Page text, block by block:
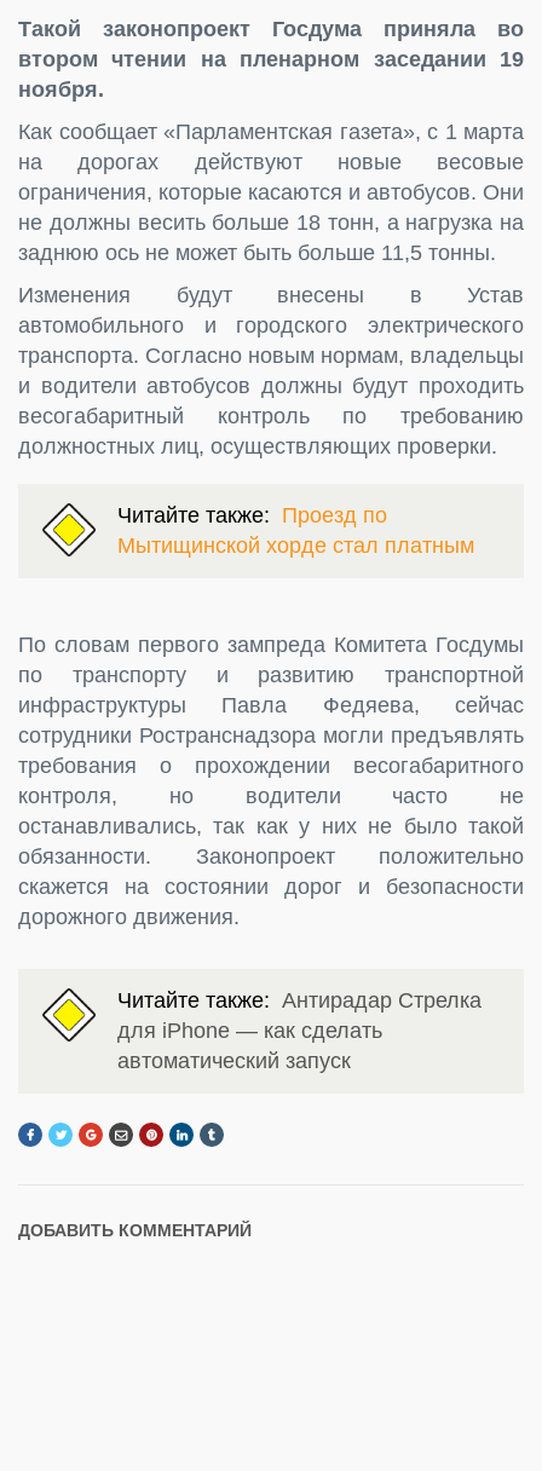
Такой законопроект Госдума приняла во
втором чтении на пленарном заседании 19
ноября.
Как сообщает «Парламентская газета», с 1 марта
на дорогах действуют новые весовые
ограничения, которые касаются и автобусов. Они
не должны весить больше 18 тонн, а нагрузка на
заднюю ось не может быть больше 11,5 тонны.
Изменения будут внесены в Устав
автомобильного и городского электрического
транспорта. Согласно новым нормам, владельцы
и водители автобусов должны будут проходить
весогабаритный контроль по требованию
должностных лиц, осуществляющих проверки.
Читайте также: Проезд по
Мытищинской хорде стал платным
По словам первого зампреда Комитета Госдумы
по транспорту и развитию транспортной
инфраструктуры Павла Федяева, сейчас
сотрудники Ространснадзора могли предъявлять
требования о прохождении весогабаритного
контроля, но водители часто не
останавливались, так как у них не было такой
обязанности. Законопроект положительно
скажется на состоянии дорог и безопасности
дорожного движения.
Читайте также: Антирадар Стрелка
для iPhone — как сделать
автоматический запуск
ДОБАВИТЬ КОММЕНТАРИЙ